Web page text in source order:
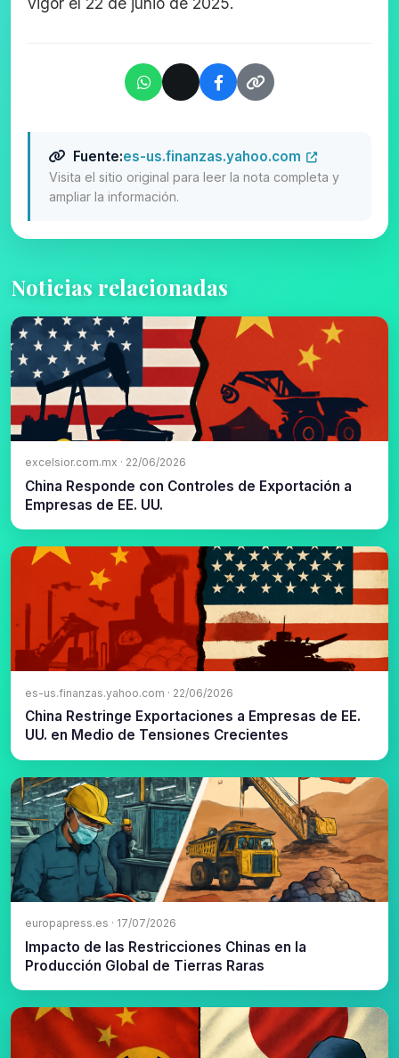
Fuente:es-us.finanzas.yahoo.com
Visita el sitio original para leer la nota completa y
ampliar la información.
Noticias relacionadas
excelsior.com.mx · 22/06/2026
China Responde con Controles de Exportación a
Empresas de EE. UU.
es-us.finanzas.yahoo.com · 22/06/2026
China Restringe Exportaciones a Empresas de EE.
UU. en Medio de Tensiones Crecientes
europapress.es · 17/07/2026
Impacto de las Restricciones Chinas en la
Producción Global de Tierras Raras